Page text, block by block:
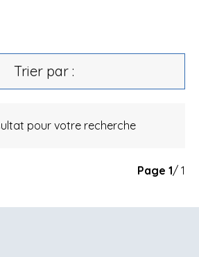
Trier par :
pour votre recherche
Page 1/ 1